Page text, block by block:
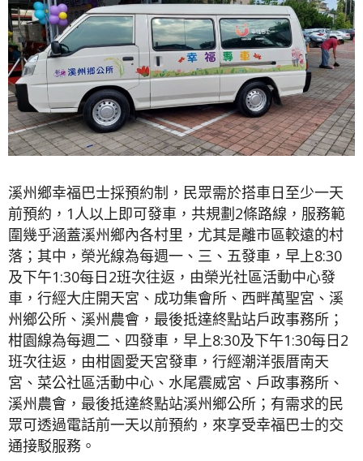
溪州鄉幸福巴士採預約制，民眾需於搭車日至少一天
前預約，1人以上即可發車，共規劃2條路線，服務範
圍幾乎涵蓋溪州鄉內各村里，尤其是離市區較遠的村
落；其中，榮光線為每週一、三、五發車，早上8:30
及下午1:30每日2班次往返，由榮光社區活動中心發
車，行經大庄開天宮、成功集會所、西畔萬聖宮、溪
州鄉公所、溪州農會，最後抵達終點站戶政事務所；
柑園線為每週二、四發車，早上8:30及下午1:30每日2
班次往返，由柑園愛天宮發車，行經潮洋張厝南天
宮、菜公社區活動中心、水尾震威宮、戶政事務所、
溪州農會，最後抵達終點站溪州鄉公所；有需求的民
眾可透過電話前一天以前預約，來享受幸福巴士的交
通接駁服務。